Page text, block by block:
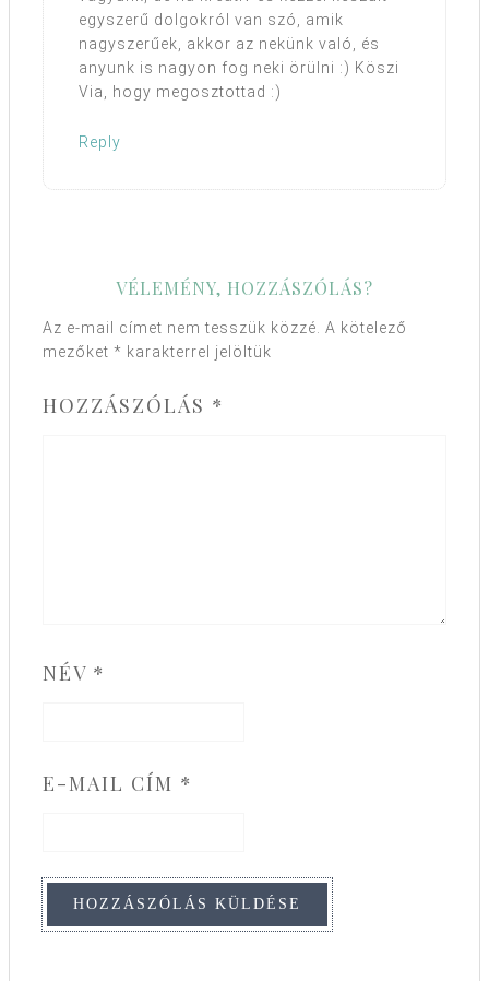
egyszerű dolgokról van szó, amik
nagyszerűek, akkor az nekünk való, és
anyunk is nagyon fog neki örülni :) Köszi
Via, hogy megosztottad :)
Reply
VÉLEMÉNY, HOZZÁSZÓLÁS?
Az e-mail címet nem tesszük közzé. A kötelező
mezőket * karakterrel jelöltük
HOZZÁSZÓLÁS *
NÉV *
E-MAIL CÍM *